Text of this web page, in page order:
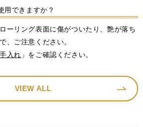
用できますか？
ーリング表面に傷がついたり、艶が落ち
、ご注意ください。
入れ 」をご確認ください。
VIEW ALL